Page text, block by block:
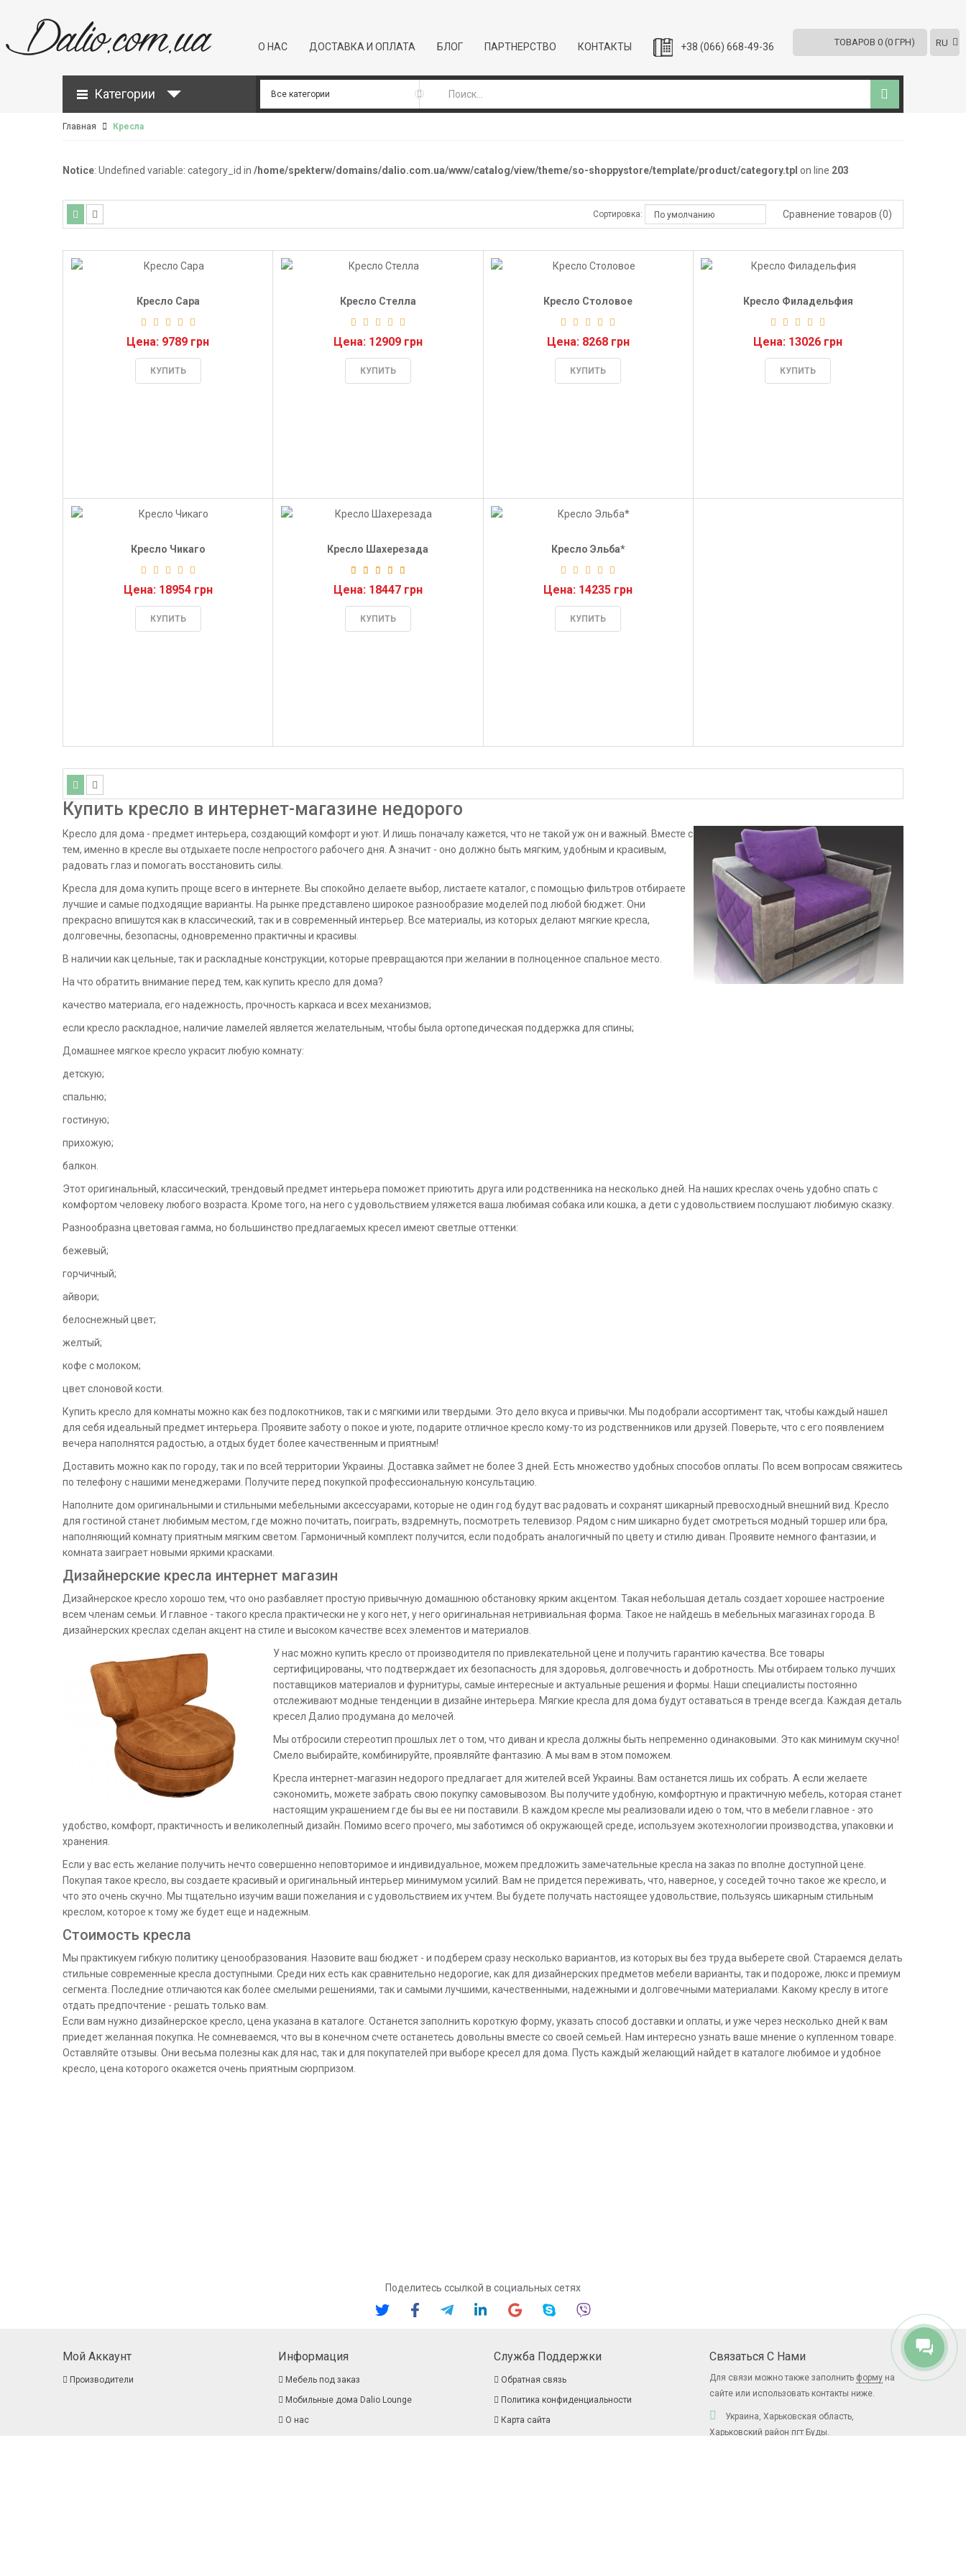
О НАС ДОСТАВКА И ОПЛАТА БЛОГ ПАРТНЕРСТВО КОНТАКТЫ +38 (066) 668-49-36 ТОВАРОВ 0 (0 ГРН) RU
Категории
Главная Кресла
Notice: Undefined variable: category_id in /home/spekterw/domains/dalio.com.ua/www/catalog/view/theme/so-shoppystore/template/product/category.tpl on line 203
Сортировка: Сравнение товаров (0)
Кресло Сара
Цена: 9789 грн
КУПИТЬ
Кресло Стелла
Цена: 12909 грн
КУПИТЬ
Кресло Столовое
Цена: 8268 грн
КУПИТЬ
Кресло Филадельфия
Цена: 13026 грн
КУПИТЬ
Кресло Чикаго
Цена: 18954 грн
КУПИТЬ
Кресло Шахерезада
Цена: 18447 грн
КУПИТЬ
Кресло Эльба*
Цена: 14235 грн
КУПИТЬ
Купить кресло в интернет-магазине недорого
Кресло для дома - предмет интерьера, создающий комфорт и уют. И лишь поначалу кажется, что не такой уж он и важный. Вместе с
тем, именно в кресле вы отдыхаете после непростого рабочего дня. А значит - оно должно быть мягким, удобным и красивым,
радовать глаз и помогать восстановить силы.
Кресла для дома купить проще всего в интернете. Вы спокойно делаете выбор, листаете каталог, с помощью фильтров отбираете
лучшие и самые подходящие варианты. На рынке представлено широкое разнообразие моделей под любой бюджет. Они
прекрасно впишутся как в классический, так и в современный интерьер. Все материалы, из которых делают мягкие кресла,
долговечны, безопасны, одновременно практичны и красивы.
В наличии как цельные, так и раскладные конструкции, которые превращаются при желании в полноценное спальное место.
На что обратить внимание перед тем, как купить кресло для дома?
качество материала, его надежность, прочность каркаса и всех механизмов;
если кресло раскладное, наличие ламелей является желательным, чтобы была ортопедическая поддержка для спины;
Домашнее мягкое кресло украсит любую комнату:
детскую;
спальню;
гостиную;
прихожую;
балкон.
Этот оригинальный, классический, трендовый предмет интерьера поможет приютить друга или родственника на несколько дней. На наших креслах очень удобно спать с
комфортом человеку любого возраста. Кроме того, на него с удовольствием уляжется ваша любимая собака или кошка, а дети с удовольствием послушают любимую сказку.
Разнообразна цветовая гамма, но большинство предлагаемых кресел имеют светлые оттенки:
бежевый;
горчичный;
айвори;
белоснежный цвет;
желтый;
кофе с молоком;
цвет слоновой кости.
Купить кресло для комнаты можно как без подлокотников, так и с мягкими или твердыми. Это дело вкуса и привычки. Мы подобрали ассортимент так, чтобы каждый нашел
для себя идеальный предмет интерьера. Проявите заботу о покое и уюте, подарите отличное кресло кому-то из родственников или друзей. Поверьте, что с его появлением
вечера наполнятся радостью, а отдых будет более качественным и приятным!
Доставить можно как по городу, так и по всей территории Украины. Доставка займет не более 3 дней. Есть множество удобных способов оплаты. По всем вопросам свяжитесь
по телефону с нашими менеджерами. Получите перед покупкой профессиональную консультацию.
Наполните дом оригинальными и стильными мебельными аксессуарами, которые не один год будут вас радовать и сохранят шикарный превосходный внешний вид. Кресло
для гостиной станет любимым местом, где можно почитать, поиграть, вздремнуть, посмотреть телевизор. Рядом с ним шикарно будет смотреться модный торшер или бра,
наполняющий комнату приятным мягким светом. Гармоничный комплект получится, если подобрать аналогичный по цвету и стилю диван. Проявите немного фантазии, и
комната заиграет новыми яркими красками.
Дизайнерские кресла интернет магазин
Дизайнерское кресло хорошо тем, что оно разбавляет простую привычную домашнюю обстановку ярким акцентом. Такая небольшая деталь создает хорошее настроение
всем членам семьи. И главное - такого кресла практически не у кого нет, у него оригинальная нетривиальная форма. Такое не найдешь в мебельных магазинах города. В
дизайнерских креслах сделан акцент на стиле и высоком качестве всех элементов и материалов.
У нас можно купить кресло от производителя по привлекательной цене и получить гарантию качества. Все товары
сертифицированы, что подтверждает их безопасность для здоровья, долговечность и добротность. Мы отбираем только лучших
поставщиков материалов и фурнитуры, самые интересные и актуальные решения и формы. Наши специалисты постоянно
отслеживают модные тенденции в дизайне интерьера. Мягкие кресла для дома будут оставаться в тренде всегда. Каждая деталь
кресел Далио продумана до мелочей.
Мы отбросили стереотип прошлых лет о том, что диван и кресла должны быть непременно одинаковыми. Это как минимум скучно!
Смело выбирайте, комбинируйте, проявляйте фантазию. А мы вам в этом поможем.
Кресла интернет-магазин недорого предлагает для жителей всей Украины. Вам останется лишь их собрать. А если желаете
сэкономить, можете забрать свою покупку самовывозом. Вы получите удобную, комфортную и практичную мебель, которая станет
настоящим украшением где бы вы ее ни поставили. В каждом кресле мы реализовали идею о том, что в мебели главное - это
удобство, комфорт, практичность и великолепный дизайн. Помимо всего прочего, мы заботимся об окружающей среде, используем экотехнологии производства, упаковки и
хранения.
Если у вас есть желание получить нечто совершенно неповторимое и индивидуальное, можем предложить замечательные кресла на заказ по вполне доступной цене.
Покупая такое кресло, вы создаете красивый и оригинальный интерьер минимумом усилий. Вам не придется переживать, что, наверное, у соседей точно такое же кресло, и
что это очень скучно. Мы тщательно изучим ваши пожелания и с удовольствием их учтем. Вы будете получать настоящее удовольствие, пользуясь шикарным стильным
креслом, которое к тому же будет еще и надежным.
Стоимость кресла
Мы практикуем гибкую политику ценообразования. Назовите ваш бюджет - и подберем сразу несколько вариантов, из которых вы без труда выберете свой. Стараемся делать
стильные современные кресла доступными. Среди них есть как сравнительно недорогие, как для дизайнерских предметов мебели варианты, так и подороже, люкс и премиум
сегмента. Последние отличаются как более смелыми решениями, так и самыми лучшими, качественными, надежными и долговечными материалами. Какому креслу в итоге
отдать предпочтение - решать только вам.
Если вам нужно дизайнерское кресло, цена указана в каталоге. Останется заполнить короткую форму, указать способ доставки и оплаты, и уже через несколько дней к вам
приедет желанная покупка. Не сомневаемся, что вы в конечном счете останетесь довольны вместе со своей семьей. Нам интересно узнать ваше мнение о купленном товаре.
Оставляйте отзывы. Они весьма полезны как для нас, так и для покупателей при выборе кресел для дома. Пусть каждый желающий найдет в каталоге любимое и удобное
кресло, цена которого окажется очень приятным сюрпризом.
Поделитесь ссылкой в социальных сетях
Мой Аккаунт
Производители
Информация
Мебель под заказ
Мобильные дома Dalio Lounge
О нас
Служба Поддержки
Обратная связь
Политика конфиденциальности
Карта сайта
Связаться С Нами
Для связи можно также заполнить форму на
сайте или использовать контакты ниже.
Украина, Харьковская область,
Харьковский район пгт Буды.